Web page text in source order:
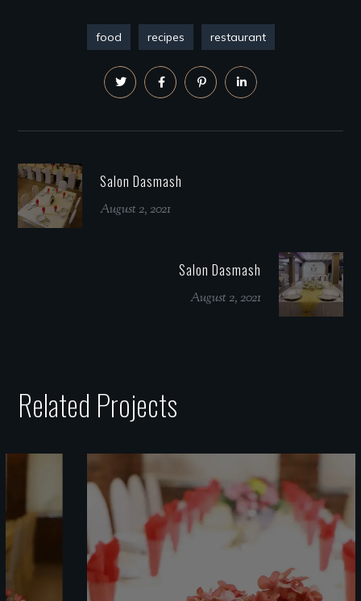
food recipes restaurant
Salon Dasmash
August 2, 2021
Salon Dasmash
August 2, 2021
Related Projects